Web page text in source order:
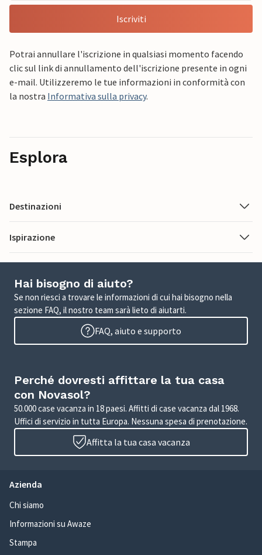
Iscriviti
Potrai annullare l'iscrizione in qualsiasi momento facendo
clic sul link di annullamento dell'iscrizione presente in ogni
e-mail. Utilizzeremo le tue informazioni in conformità con
la nostra Informativa sulla privacy.
Esplora
Destinazioni
Ispirazione
Hai bisogno di aiuto?
Se non riesci a trovare le informazioni di cui hai bisogno nella
sezione FAQ, il nostro team sarà lieto di aiutarti.
FAQ, aiuto e supporto
Perché dovresti affittare la tua casa
con Novasol?
50.000 case vacanza in 18 paesi. Affitti di case vacanza dal 1968.
Uffici di servizio in tutta Europa. Nessuna spesa di prenotazione.
Affitta la tua casa vacanza
Azienda
Chi siamo
Informazioni su Awaze
Stampa